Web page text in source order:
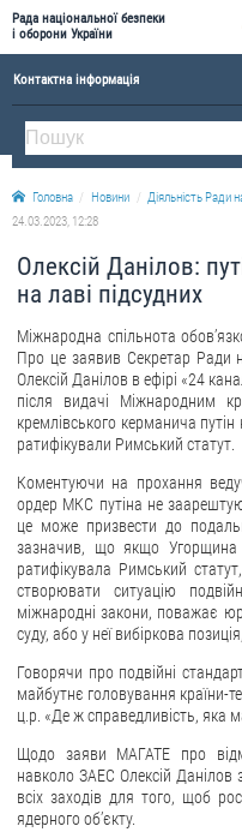
Рада національної безпеки
і оборони України
Контактна інформація
ПРО РНБОУ
Склад Ради національної безпеки і
Апарат Ради національної безпеки і
Історична довідка про діяльність
ПРЕСЦЕНТР
Новини
Фотогалерея
Відеогалерея
ЗВЕРНЕННЯ ГРОМАДЯН
Звернення громадян
ДОСТУП ДО ПУБЛІЧНОЇ ІНФОРМАЦІЇ
Організація доступу до публічної
Запит на отримання публічної
Облік публічної інформації
Головна Новини
Діяльність Ради
24.03.2023, 12:28
Олексій Данілов:
на лаві підсудних
Міжнародна спільнота
Про це заявив Секретар Ради
Олексій Данілов в ефірі «24
після видачі Міжнародним
кремлівського керманича
ратифікували Римський статут.
Коментуючи на прохання
ордер МКС путіна не
це може призвести до
зазначив, що якщо
ратифікувала Римський
створювати ситуацію
міжнародні закони, поважає
суду, або у неї вибіркова
Говорячи про подвійні
майбутнє головування країни-
ц.р. «Де ж справедливість, яка
Щодо заяви МАГАТЕ про
навколо ЗАЕС Олексій
всіх заходів для того, щоб
ядерного об’єкту.